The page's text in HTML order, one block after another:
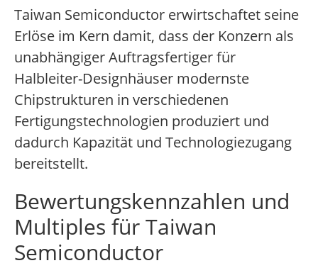
Taiwan Semiconductor erwirtschaftet seine
Erlöse im Kern damit, dass der Konzern als
unabhängiger Auftragsfertiger für
Halbleiter-Designhäuser modernste
Chipstrukturen in verschiedenen
Fertigungstechnologien produziert und
dadurch Kapazität und Technologiezugang
bereitstellt.
Bewertungskennzahlen und
Multiples für Taiwan
Semiconductor